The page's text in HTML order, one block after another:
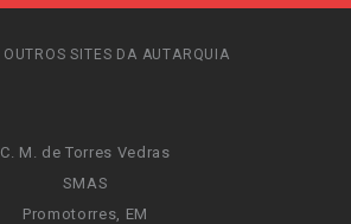
OUTROS SITES DA AUTARQUIA
C. M. de Torres Vedras
SMAS
Promotorres, EM